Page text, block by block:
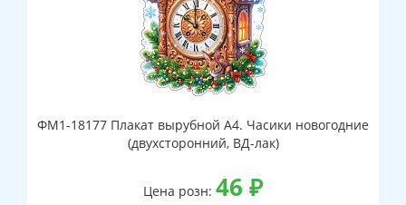
ФМ1-18177 Плакат вырубной А4. Часики новогодние
(двухсторонний, ВД-лак)
Цена розн: 46 ₽